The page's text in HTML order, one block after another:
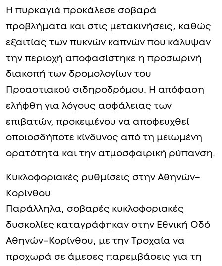
Η πυρκαγιά προκάλεσε σοβαρά
προβλήματα και στις μετακινήσεις, καθώς
εξαιτίας των πυκνών καπνών που κάλυψαν
την περιοχή αποφασίστηκε η προσωρινή
διακοπή των δρομολογίων του
Προαστιακού σιδηροδρόμου. Η απόφαση
ελήφθη για λόγους ασφάλειας των
επιβατών, προκειμένου να αποφευχθεί
οποιοσδήποτε κίνδυνος από τη μειωμένη
ορατότητα και την ατμοσφαιρική ρύπανση.
Κυκλοφοριακές ρυθμίσεις στην Αθηνών–
Κορίνθου
Παράλληλα, σοβαρές κυκλοφοριακές
δυσκολίες καταγράφηκαν στην Εθνική Οδό
Αθηνών–Κορίνθου, με την Τροχαία να
προχωρά σε άμεσες παρεμβάσεις για τη